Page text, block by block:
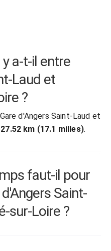
a-t-il entre
Laud et
?
d'Angers Saint-Laud et
27.52 km (17.1 milles).
faut-il pour
Saint-
sur-Loire ?